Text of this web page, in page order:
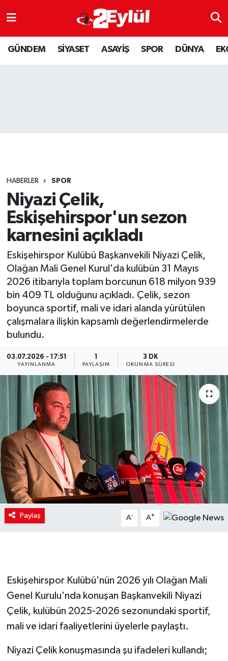
GÜNDEM SİYASET ASAYİŞ SPOR DÜNYA
HABERLER SPOR
Niyazi Çelik,
Eskişehirspor'un sezon
karnesini açıkladı
Eskişehirspor Kulübü Başkanvekili Niyazi Çelik,
Olağan Mali Genel Kurul'da kulübün 31 Mayıs
2026 itibarıyla toplam borcunun 618 milyon 939
bin 409 TL olduğunu açıkladı. Çelik, sezon
boyunca sportif, mali ve idari alanda yürütülen
çalışmalara ilişkin kapsamlı değerlendirmelerde
bulundu.
03.07.2026 - 17:51
YAYINLANMA PAYLAŞIM
3 DK
OKUNMA SÜRESI
Paylaş A- A+
Eskişehirspor Kulübü'nün 2026 yılı Olağan Mali
Genel Kurulu'nda konuşan Başkanvekili Niyazi
Çelik, kulübün 2025-2026 sezonundaki sportif,
mali ve idari faaliyetlerini üyelerle paylaştı.
Niyazi Çelik konuşmasında şu ifadeleri kullandı;
ASAYİŞ
DÜNYA
SPOR
YAŞAM
Nöbetçi Eczaneler
Hava Durumu
Son Dakika Haberleri
Haber Arşivi